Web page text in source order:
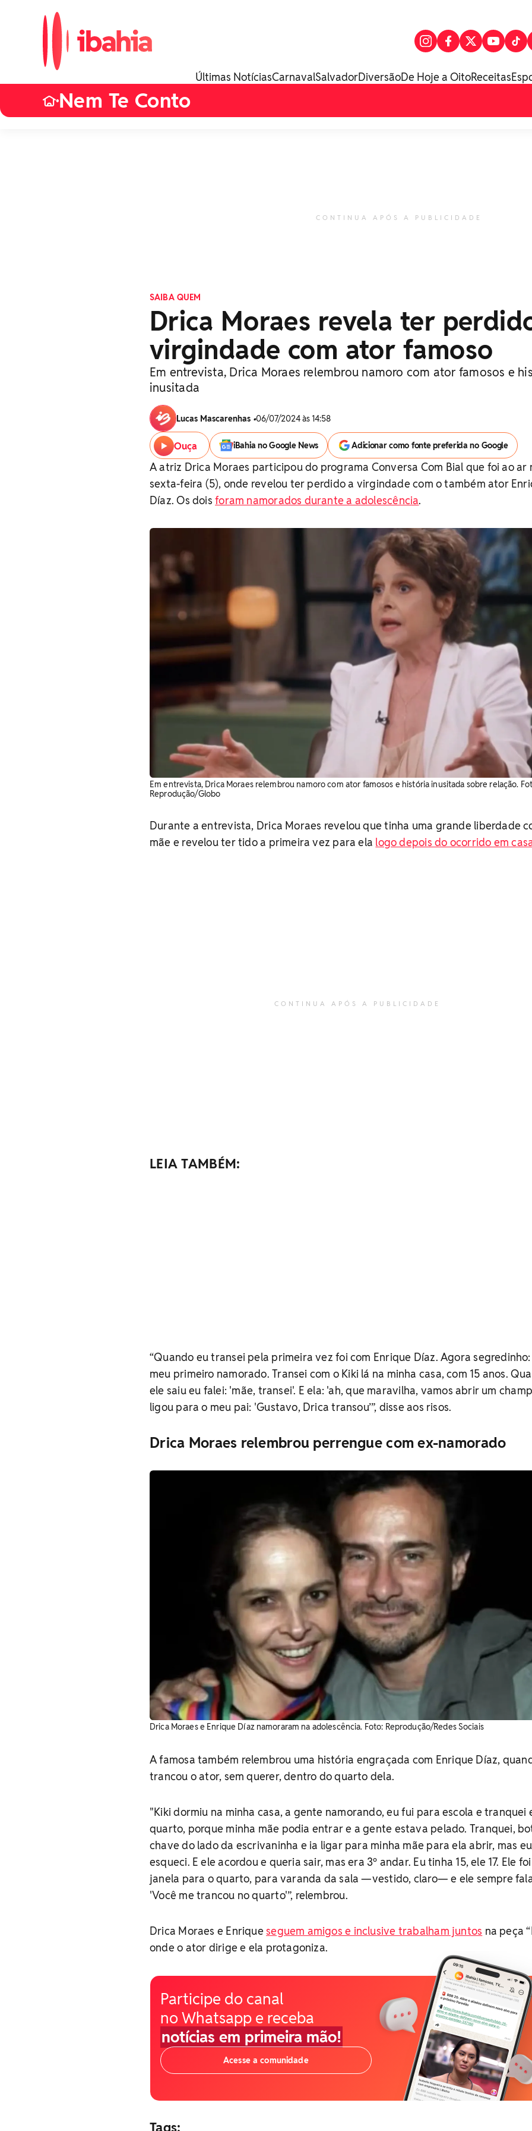
Últimas NotíciasCarnavalSalvadorDiversãoDe Hoje a OitoReceitas
•Nem Te Conto
CONTINUA APÓS A PUBLICIDADE
SAIBA QUEM
Drica Moraes revela ter
virgindade com ator famoso
Em entrevista, Drica Moraes relembrou namoro com ator famosos e
inusitada
Lucas Mascarenhas •06/07/2024 às 14:58
Ouça iBahia no Google News Adicionar como fonte preferida no Google
A atriz Drica Moraes participou do programa Conversa Com Bial que foi ao ar
sexta-feira (5), onde revelou ter perdido a virgindade com o também ator
Díaz. Os doisforam namorados durante a adolescência.
Em entrevista, Drica Moraes relembrou namoro com ator famosos e história inusitada sobre relação.
Reprodução/Globo
Durante a entrevista, Drica Moraes revelou que tinha uma grande liberdade
mãe e revelou ter tido a primeira vez para ela logo depois do ocorrido em
CONTINUA APÓS A PUBLICIDADE
LEIA TAMBÉM:
“Quando eu transei pela primeira vez foi com Enrique Díaz. Agora
meu primeiro namorado. Transei com o Kiki lá na minha casa, com 15 anos.
ele saiu eu falei: 'mãe, transei'. E ela: 'ah, que maravilha, vamos abrir um
ligou para o meu pai: 'Gustavo, Drica transou’”, disse aos risos.
Drica Moraes relembrou perrengue com ex-namorado
Drica Moraes e Enrique Díaz namoraram na adolescência. Foto: Reprodução/Redes Sociais
A famosa também relembrou uma história engraçada com Enrique Díaz,
trancou o ator, sem querer, dentro do quarto dela.
"Kiki dormiu na minha casa, a gente namorando, eu fui para escola e tranquei
quarto, porque minha mãe podia entrar e a gente estava pelado. Tranquei,
chave do lado da escrivaninha e ia ligar para minha mãe para ela abrir, mas eu
esqueci. E ele acordou e queria sair, mas era 3º andar. Eu tinha 15, ele 17. Ele
janela para o quarto, para varanda da sala —vestido, claro— e ele sempre
'Você me trancou no quarto'”, relembrou.
Drica Moraes e Enriqueseguem amigos e inclusive trabalham juntos na peça
onde o ator dirige e ela protagoniza.
Participe do canal
no Whatsapp e receba
notícias em primeira mão!
Acesse a comunidade
Tags: